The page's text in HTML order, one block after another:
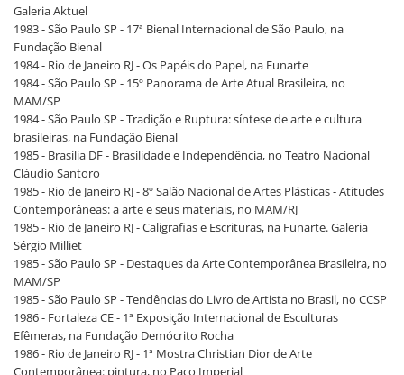
Galeria Aktuel
1983 - São Paulo SP - 17ª Bienal Internacional de São Paulo, na
Fundação Bienal
1984 - Rio de Janeiro RJ - Os Papéis do Papel, na Funarte
1984 - São Paulo SP - 15º Panorama de Arte Atual Brasileira, no
MAM/SP
1984 - São Paulo SP - Tradição e Ruptura: síntese de arte e cultura
brasileiras, na Fundação Bienal
1985 - Brasília DF - Brasilidade e Independência, no Teatro Nacional
Cláudio Santoro
1985 - Rio de Janeiro RJ - 8º Salão Nacional de Artes Plásticas - Atitudes
Contemporâneas: a arte e seus materiais, no MAM/RJ
1985 - Rio de Janeiro RJ - Caligrafias e Escrituras, na Funarte. Galeria
Sérgio Milliet
1985 - São Paulo SP - Destaques da Arte Contemporânea Brasileira, no
MAM/SP
1985 - São Paulo SP - Tendências do Livro de Artista no Brasil, no CCSP
1986 - Fortaleza CE - 1ª Exposição Internacional de Esculturas
Efêmeras, na Fundação Demócrito Rocha
1986 - Rio de Janeiro RJ - 1ª Mostra Christian Dior de Arte
Contemporânea: pintura, no Paço Imperial